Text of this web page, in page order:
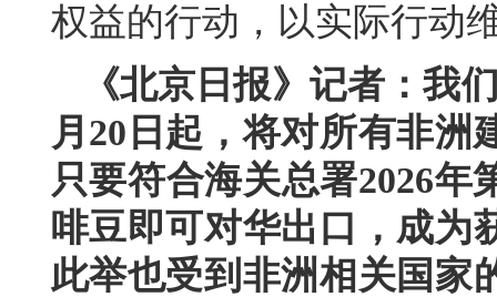
权益的行动，以实际行动
《北京日报》记者：我
月20日起，将对所有非洲
只要符合海关总署2026年
啡豆即可对华出口，成为
此举也受到非洲相关国家